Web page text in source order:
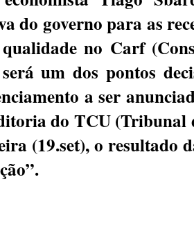
do governo para as
no Carf
um dos pontos
a ser
do TCU (Tribunal
(19.set), o resultado